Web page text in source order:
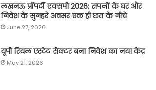
लखनऊ प्रॉपर्टी एक्सपो 2026: सपनों के घर और
निवेश के सुनहरे अवसर एक ही छत के नीचे
June 27, 2026
यूपी रियल एस्टेट सेक्टर बना निवेश का नया केंद्र
May 21, 2026